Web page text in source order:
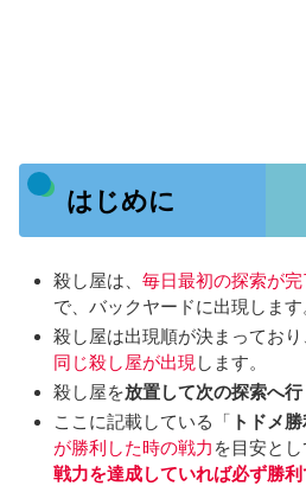
はじめに
殺し屋は、 毎日最初の探索が
で、バックヤードに出現します
殺し屋は出現順が決まっており
同じ殺し屋が出現 します。
殺し屋を放置して次の探索へ
ここに記載している「 トドメ
が勝利した時の戦力 を目安とし
戦力を達成していれば必ず勝